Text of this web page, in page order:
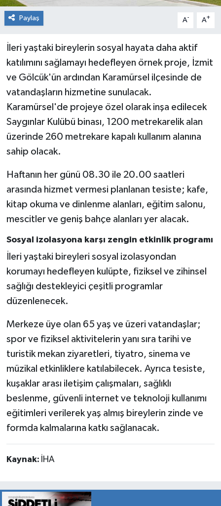
Paylaş A- A+
İleri yaştaki bireylerin sosyal hayata daha aktif
katılımını sağlamayı hedefleyen örnek proje, İzmit
ve Gölcük'ün ardından Karamürsel ilçesinde de
vatandaşların hizmetine sunulacak.
Karamürsel'de projeye özel olarak inşa edilecek
Saygınlar Kulübü binası, 1200 metrekarelik alan
üzerinde 260 metrekare kapalı kullanım alanına
sahip olacak.
Haftanın her günü 08.30 ile 20.00 saatleri
arasında hizmet vermesi planlanan tesiste; kafe,
kitap okuma ve dinlenme alanları, eğitim salonu,
mescitler ve geniş bahçe alanları yer alacak.
Sosyal izolasyona karşı zengin etkinlik programı
İleri yaştaki bireyleri sosyal izolasyondan
korumayı hedefleyen kulüpte, fiziksel ve zihinsel
sağlığı destekleyici çeşitli programlar
düzenlenecek.
Merkeze üye olan 65 yaş ve üzeri vatandaşlar;
spor ve fiziksel aktivitelerin yanı sıra tarihi ve
turistik mekan ziyaretleri, tiyatro, sinema ve
müzikal etkinliklere katılabilecek. Ayrıca tesiste,
kuşaklar arası iletişim çalışmaları, sağlıklı
beslenme, güvenli internet ve teknoloji kullanımı
eğitimleri verilerek yaş almış bireylerin zinde ve
formda kalmalarına katkı sağlanacak.
Kaynak: İHA